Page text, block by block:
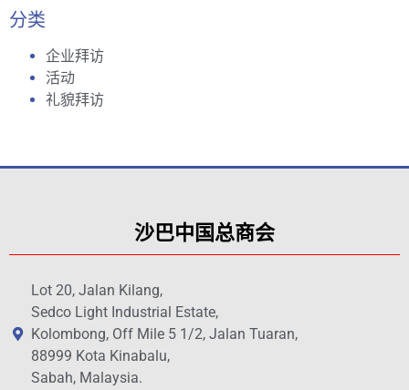
分类
企业拜访
活动
礼貌拜访
沙巴中国总商会
Lot 20, Jalan Kilang,
Sedco Light Industrial Estate,
Kolombong, Off Mile 5 1/2, Jalan Tuaran,
88999 Kota Kinabalu,
Sabah, Malaysia.